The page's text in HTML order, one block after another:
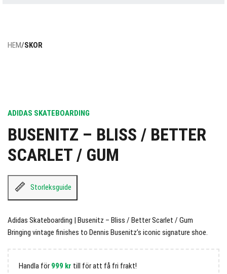
HEM SKOR
ADIDAS SKATEBOARDING
BUSENITZ – BLISS / BETTER
SCARLET / GUM
Storleksguide
Adidas Skateboarding | Busenitz – Bliss / Better Scarlet / Gum
Bringing vintage finishes to Dennis Busenitz’s iconic signature shoe.
Handla för 999 kr till för att få fri frakt!